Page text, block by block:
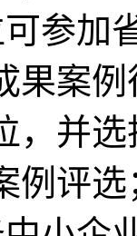
加省
果案
，并
例评选